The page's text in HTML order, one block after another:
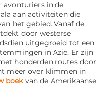
avonturiers in de
aan activiteiten die
het gebied. Vanaf de
door westerse
uitgegroeid tot een
in Azië. Er zijn
honderden routes door
meer over klimmen in
boekvan de Amerikaanse